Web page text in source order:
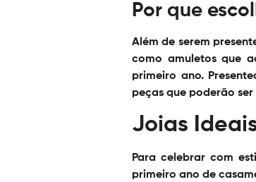
Por que
Além de serem
como amuletos que
primeiro ano.
peças que poderão
Joias
Para celebrar com
primeiro ano de